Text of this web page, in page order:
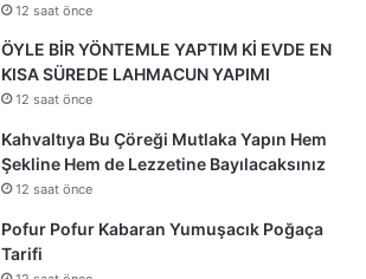
12 saat önce
ÖYLE BİR YÖNTEMLE YAPTIM Kİ EVDE EN
KISA SÜREDE LAHMACUN YAPIMI
12 saat önce
Kahvaltıya Bu Çöreği Mutlaka Yapın Hem
Şekline Hem de Lezzetine Bayılacaksınız
12 saat önce
Pofur Pofur Kabaran Yumuşacık Poğaça
Tarifi